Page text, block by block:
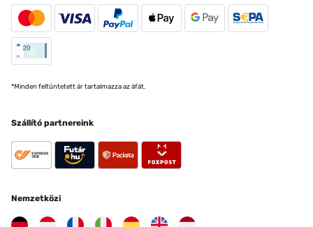
*Minden feltüntetett ár tartalmazza az áfát.
Szállító partnereink
Nemzetközi